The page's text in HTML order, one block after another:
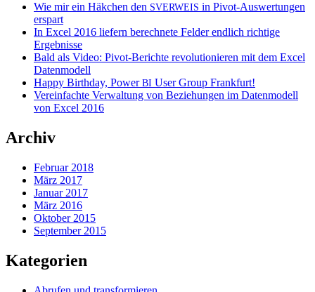
Wie mir ein Häkchen den SVERWEIS in Pivot-Auswertungen
erspart
In Excel 2016 liefern berechnete Felder endlich richtige
Ergebnisse
Bald als Video: Pivot-Berichte revolutionieren mit dem Excel
Datenmodell
Happy Birthday, PowerBI User Group Frankfurt!
Vereinfachte Verwaltung von Beziehungen im Datenmodell
von Excel 2016
Archiv
Februar 2018
März 2017
Januar 2017
März 2016
Oktober 2015
September 2015
Kategorien